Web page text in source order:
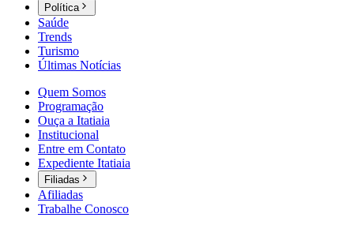
Política
Saúde
Trends
Turismo
Últimas Notícias
Quem Somos
Programação
Ouça a Itatiaia
Institucional
Entre em Contato
Expediente Itatiaia
Filiadas
Afiliadas
Trabalhe Conosco